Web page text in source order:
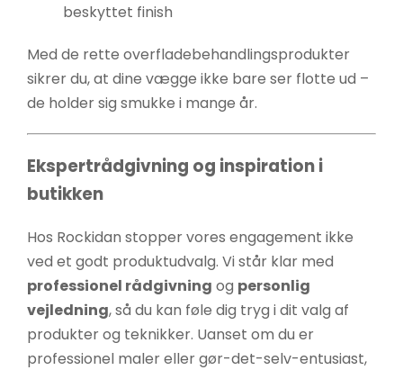
beskyttet finish
Med de rette overfladebehandlingsprodukter
sikrer du, at dine vægge ikke bare ser flotte ud –
de holder sig smukke i mange år.
Ekspertrådgivning og inspiration i
butikken
Hos Rockidan stopper vores engagement ikke
ved et godt produktudvalg. Vi står klar med
professionel rådgivning og personlig
vejledning, så du kan føle dig tryg i dit valg af
produkter og teknikker. Uanset om du er
professionel maler eller gør-det-selv-entusiast,